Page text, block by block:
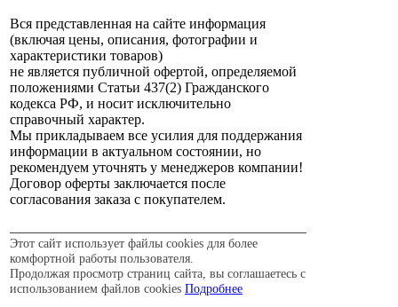
Вся представленная на сайте информация
(включая цены, описания, фотографии и
характеристики товаров)
не является публичной офертой, определяемой
положениями Статьи 437(2) Гражданского
кодекса РФ, и носит исключительно
справочный характер.
Мы прикладываем все усилия для поддержания
информации в актуальном состоянии, но
рекомендуем уточнять у менеджеров компании!
Договор оферты заключается после
согласования заказа с покупателем.
Этот сайт использует файлы cookies для более
комфортной работы пользователя.
Продолжая просмотр страниц сайта, вы соглашаетесь с
использованием файлов cookies Подробнее